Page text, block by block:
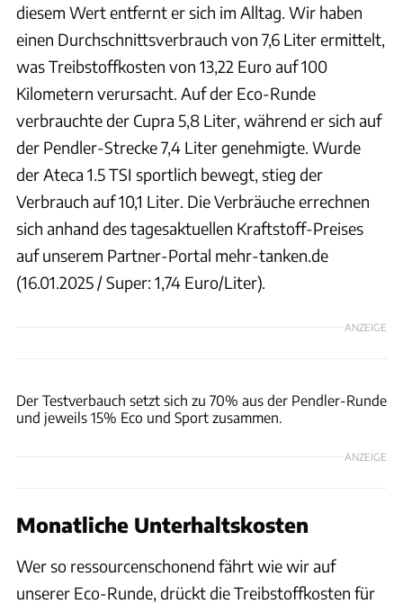
diesem Wert entfernt er sich im Alltag. Wir haben
einen Durchschnittsverbrauch von 7,6 Liter ermittelt,
was Treibstoffkosten von 13,22 Euro auf 100
Kilometern verursacht. Auf der Eco-Runde
verbrauchte der Cupra 5,8 Liter, während er sich auf
der Pendler-Strecke 7,4 Liter genehmigte. Wurde
der Ateca 1.5 TSI sportlich bewegt, stieg der
Verbrauch auf 10,1 Liter. Die Verbräuche errechnen
sich anhand des tagesaktuellen Kraftstoff-Preises
auf unserem Partner-Portal mehr-tanken.de
(16.01.2025 / Super: 1,74 Euro/Liter).
ANZEIGE
Der Testverbauch setzt sich zu 70% aus der Pendler-Runde
und jeweils 15% Eco und Sport zusammen.
ANZEIGE
Monatliche Unterhaltskosten
Wer so ressourcenschonend fährt wie wir auf
unserer Eco-Runde, drückt die Treibstoffkosten für